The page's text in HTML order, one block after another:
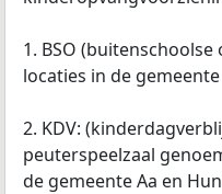
1. BSO (buitenschoolse
locaties in de
2. KDV:
peuterspeelzaal
de gemeente Aa en